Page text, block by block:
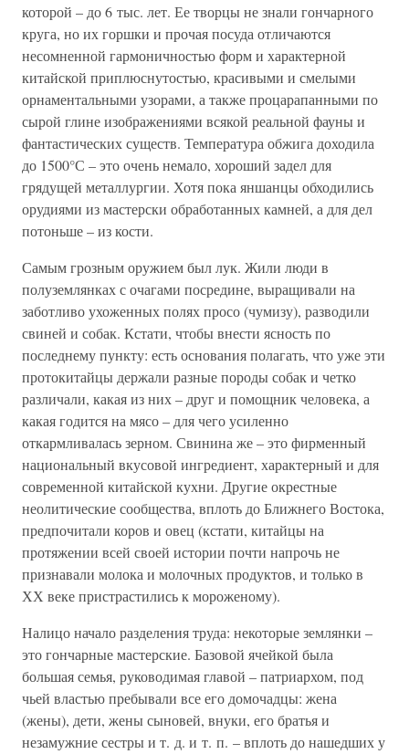
которой – до 6 тыс. лет. Ее творцы не знали гончарного
круга, но их горшки и прочая посуда отличаются
несомненной гармоничностью форм и характерной
китайской приплюснутостью, красивыми и смелыми
орнаментальными узорами, а также процарапанными по
сырой глине изображениями всякой реальной фауны и
фантастических существ. Температура обжига доходила
до 1500°С – это очень немало, хороший задел для
грядущей металлургии. Хотя пока яншанцы обходились
орудиями из мастерски обработанных камней, а для дел
потоньше – из кости.
Самым грозным оружием был лук. Жили люди в
полуземлянках с очагами посредине, выращивали на
заботливо ухоженных полях просо (чумизу), разводили
свиней и собак. Кстати, чтобы внести ясность по
последнему пункту: есть основания полагать, что уже эти
протокитайцы держали разные породы собак и четко
различали, какая из них – друг и помощник человека, а
какая годится на мясо – для чего усиленно
откармливалась зерном. Свинина же – это фирменный
национальный вкусовой ингредиент, характерный и для
современной китайской кухни. Другие окрестные
неолитические сообщества, вплоть до Ближнего Востока,
предпочитали коров и овец (кстати, китайцы на
протяжении всей своей истории почти напрочь не
признавали молока и молочных продуктов, и только в
ХХ веке пристрастились к мороженому).
Налицо начало разделения труда: некоторые землянки –
это гончарные мастерские. Базовой ячейкой была
большая семья, руководимая главой – патриархом, под
чьей властью пребывали все его домочадцы: жена
(жены), дети, жены сыновей, внуки, его братья и
незамужние сестры и т. д. и т. п. – вплоть до нашедших у